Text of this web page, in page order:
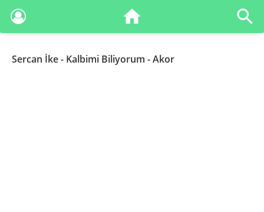
Sercan İke- Kalbimi Biliyorum - Akor